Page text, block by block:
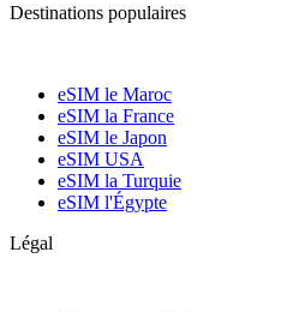
Destinations populaires
eSIM le Maroc
eSIM la France
eSIM le Japon
eSIM USA
eSIM la Turquie
eSIM l'Égypte
Légal